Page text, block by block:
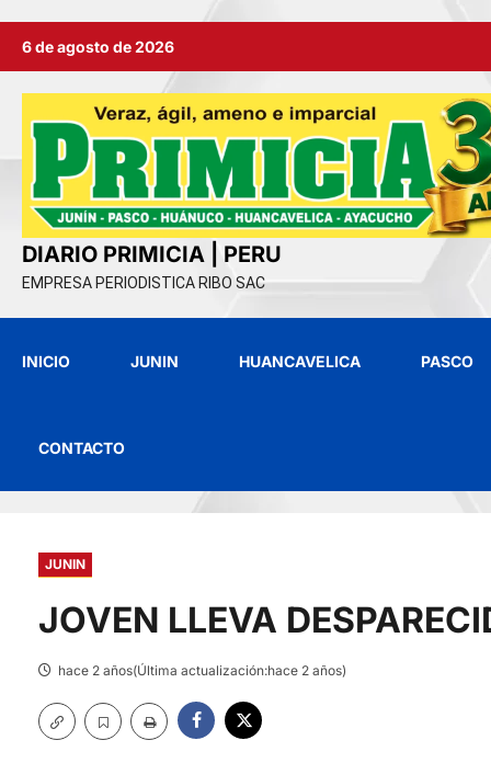
6 de agosto de 2026
DIARIO PRIMICIA | PERU
EMPRESA PERIODISTICA RIBO SAC
INICIO JUNIN HUANCAVELICA PASCO
CONTACTO
JUNIN
JOVEN LLEVA
hace 2 años(Última actualización:hace 2 años)